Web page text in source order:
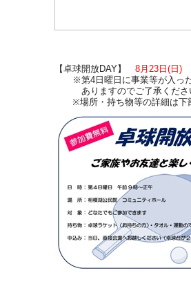
【卓球開放DAY】8月23日(日)
※第4日曜日に事業等が入った
ありますのでご了承くださ
※場所・持ち物等の詳細は下部